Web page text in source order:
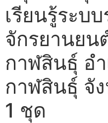
เรียนรู้ระบบ
จักรยานยน
กาฬสินธุ์ อำ
กาฬสินธุ์ จั
1 ชุด